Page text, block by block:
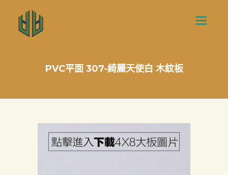
PVC平面 307-綺麗天使白 木紋板